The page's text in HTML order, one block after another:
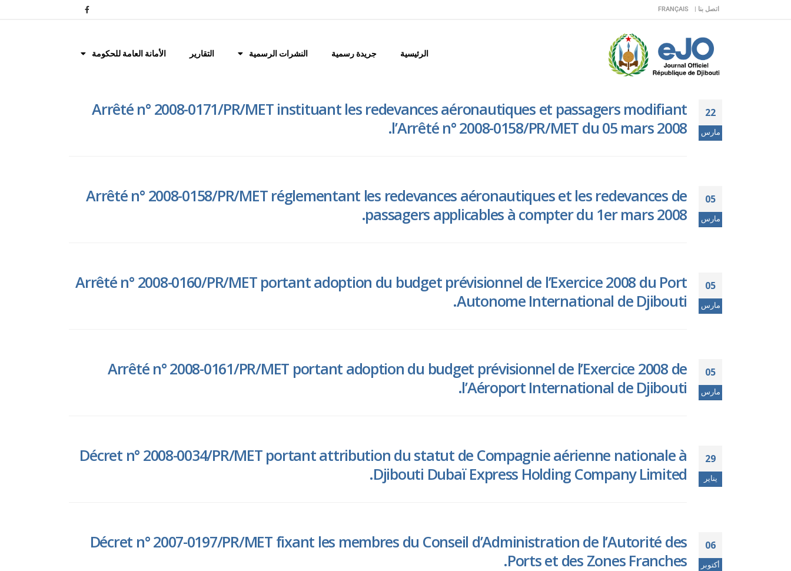
اتصل بنا | FRANÇAIS
الرئيسية جريدة رسمية النشرات الرسمية التقارير الأمانة العامة للحكومة
22
مارس
Arrêté n° 2008-0171/PR/MET instituant les redevances aéronautiques et passagers modifiant
l’Arrêté n° 2008-0158/PR/MET du 05 mars 2008.
05
مارس
Arrêté n° 2008-0158/PR/MET réglementant les redevances aéronautiques et les redevances de
passagers applicables à compter du 1er mars 2008.
05
مارس
Arrêté n° 2008-0160/PR/MET portant adoption du budget prévisionnel de l’Exercice 2008 du Port
Autonome International de Djibouti.
05
مارس
Arrêté n° 2008-0161/PR/MET portant adoption du budget prévisionnel de l’Exercice 2008 de
l’Aéroport International de Djibouti.
29
يناير
Décret n° 2008-0034/PR/MET portant attribution du statut de Compagnie aérienne nationale à
Djibouti Dubaï Express Holding Company Limited.
06
أكتوبر
Décret n° 2007-0197/PR/MET fixant les membres du Conseil d’Administration de l’Autorité des
Ports et des Zones Franches.